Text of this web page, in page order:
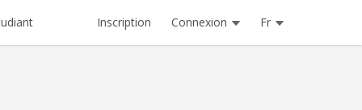
Inscription Connexion Fr